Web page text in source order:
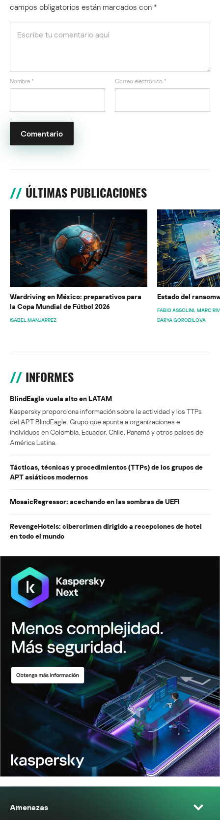
campos obligatorios están marcados con *
Nombre * Correo electrónico *
ÚLTIMAS PUBLICACIONES
Wardriving en México: preparativos para
la Copa Mundial de Fútbol 2026
ISABEL MANJARREZ
Estado del
FABIO ASSOLINI MARC
DARYA GORODILOVA
INFORMES
BlindEagle vuela alto en LATAM
Kaspersky proporciona información sobre la actividad y los TTPs
del APT BlindEagle. Grupo que apunta a organizaciones e
individuos en Colombia, Ecuador, Chile, Panamá y otros países de
América Latina.
Tácticas, técnicas y procedimientos (TTPs) de los grupos de
APT asiáticos modernos
MosaicRegressor: acechando en las sombras de UEFI
RevengeHotels: cibercrimen dirigido a recepciones de hotel
en todo el mundo
Amenazas